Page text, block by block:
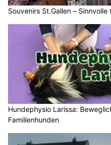
Souvenirs St.Gallen –
Hundephysio Larissa:
Familienhunden